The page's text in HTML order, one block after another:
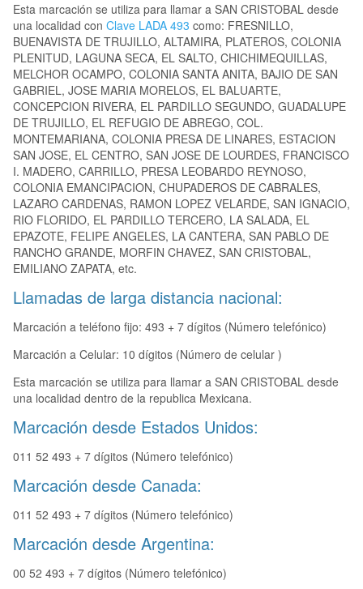
Esta marcación se utiliza para llamar a SAN CRISTOBAL desde
una localidad con Clave LADA 493 como: FRESNILLO,
BUENAVISTA DE TRUJILLO, ALTAMIRA, PLATEROS, COLONIA
PLENITUD, LAGUNA SECA, EL SALTO, CHICHIMEQUILLAS,
MELCHOR OCAMPO, COLONIA SANTA ANITA, BAJIO DE SAN
GABRIEL, JOSE MARIA MORELOS, EL BALUARTE,
CONCEPCION RIVERA, EL PARDILLO SEGUNDO, GUADALUPE
DE TRUJILLO, EL REFUGIO DE ABREGO, COL.
MONTEMARIANA, COLONIA PRESA DE LINARES, ESTACION
SAN JOSE, EL CENTRO, SAN JOSE DE LOURDES, FRANCISCO
I. MADERO, CARRILLO, PRESA LEOBARDO REYNOSO,
COLONIA EMANCIPACION, CHUPADEROS DE CABRALES,
LAZARO CARDENAS, RAMON LOPEZ VELARDE, SAN IGNACIO,
RIO FLORIDO, EL PARDILLO TERCERO, LA SALADA, EL
EPAZOTE, FELIPE ANGELES, LA CANTERA, SAN PABLO DE
RANCHO GRANDE, MORFIN CHAVEZ, SAN CRISTOBAL,
EMILIANO ZAPATA, etc.
Llamadas de larga distancia nacional:
Marcación a teléfono fijo: 493 + 7 dígitos (Número telefónico)
Marcación a Celular: 10 dígitos (Número de celular )
Esta marcación se utiliza para llamar a SAN CRISTOBAL desde
una localidad dentro de la republica Mexicana.
Marcación desde Estados Unidos:
011 52 493 + 7 dígitos (Número telefónico)
Marcación desde Canada:
011 52 493 + 7 dígitos (Número telefónico)
Marcación desde Argentina:
00 52 493 + 7 dígitos (Número telefónico)